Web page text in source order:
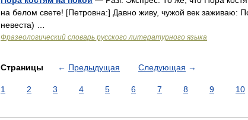
на белом свете! [Петровна:] Давно живу, чужой век заживаю:
невеста) …
Фразеологический словарь русского литературного языка
Страницы ← Предыдущая Следующая →
1 2 3 4 5 6 7 8 9 10